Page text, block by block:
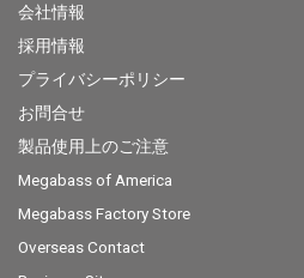
会社情報
採用情報
プライバシーポリシー
お問合せ
製品使用上のご注意
Megabass of America
Megabass Factory Store
Overseas Contact